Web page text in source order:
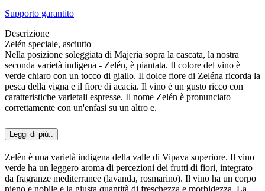
Supporto garantito
Descrizione
Zelén speciale, asciutto
Nella posizione soleggiata di Majeria sopra la cascata, la nostra
seconda varietà indigena - Zelén, è piantata. Il colore del vino è
verde chiaro con un tocco di giallo. Il dolce fiore di Zeléna ricorda la
pesca della vigna e il fiore di acacia. Il vino è un gusto ricco con
caratteristiche varietali espresse. Il nome Zelén è pronunciato
correttamente con un'enfasi su un altro e.
Leggi di più..
Zelèn è una varietà indigena della valle di Vipava superiore. Il vino
verde ha un leggero aroma di percezioni dei frutti di fiori, integrato
da fragranze mediterranee (lavanda, rosmarino). Il vino ha un corpo